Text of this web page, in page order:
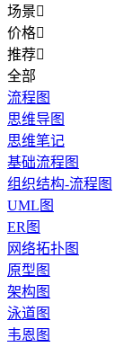
场景
价格
推荐
全部
流程图
思维导图
思维笔记
基础流程图
组织结构-流程图
UML图
ER图
网络拓扑图
原型图
架构图
泳道图
韦恩图